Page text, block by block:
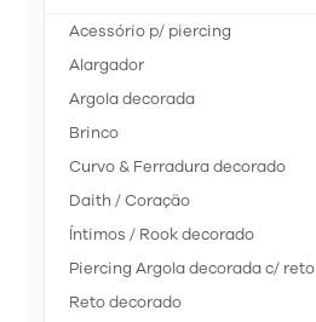
Acessório p/ piercing
Alargador
Argola decorada
Brinco
Curvo & Ferradura decorado
Daith / Coração
Íntimos / Rook decorado
Piercing Argola decorada c/ reto
Reto decorado